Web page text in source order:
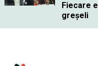
Fiecare
greşeli